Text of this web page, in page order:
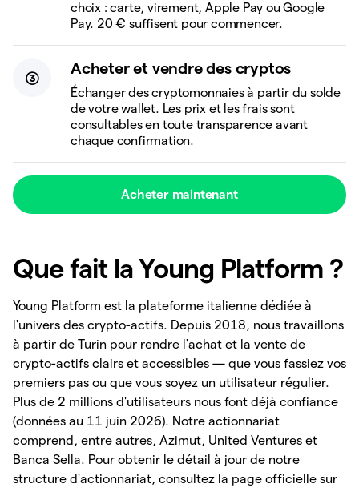
choix : carte, virement, Apple Pay ou Google
Pay. 20 € suffisent pour commencer.
Acheter et vendre des cryptos
Échanger des cryptomonnaies à partir du solde
de votre wallet. Les prix et les frais sont
consultables en toute transparence avant
chaque confirmation.
Acheter maintenant
Que fait la Young Platform ?
Young Platform est la plateforme italienne dédiée à
l'univers des crypto-actifs. Depuis 2018, nous travaillons
à partir de Turin pour rendre l'achat et la vente de
crypto-actifs clairs et accessibles — que vous fassiez vos
premiers pas ou que vous soyez un utilisateur régulier.
Plus de 2 millions d'utilisateurs nous font déjà confiance
(données au 11 juin 2026). Notre actionnariat
comprend, entre autres, Azimut, United Ventures et
Banca Sella. Pour obtenir le détail à jour de notre
structure d'actionnariat, consultez la page officielle sur